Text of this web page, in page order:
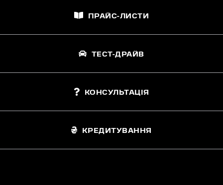
ПРАЙС-ЛИСТИ
ТЕСТ-ДРАЙВ
КОНСУЛЬТАЦІЯ
КРЕДИТУВАННЯ